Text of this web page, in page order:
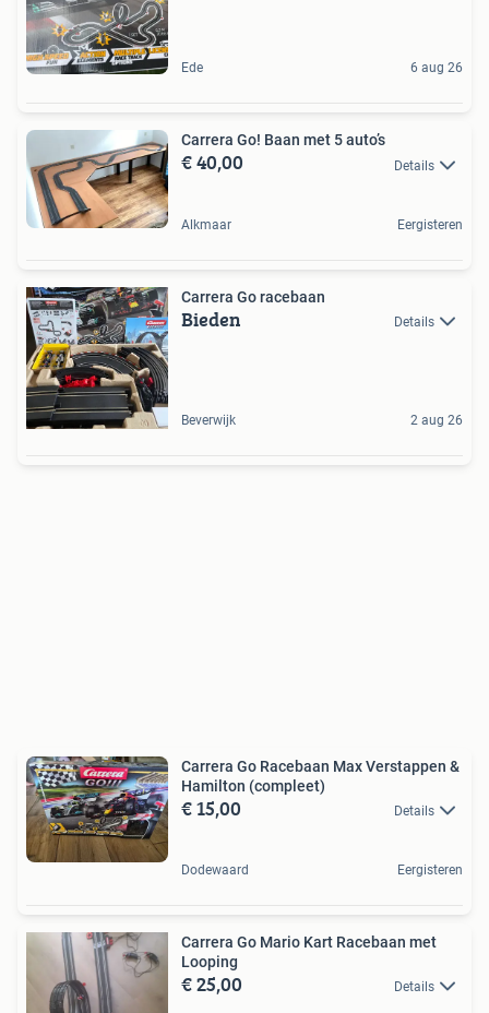
Ede 6 aug 26
Carrera Go! Baan met 5 auto’s
€ 40,00 Details
Alkmaar Eergisteren
Carrera Go racebaan
Bieden Details
Beverwijk 2 aug 26
Carrera Go Racebaan Max Verstappen &
Hamilton (compleet)
€ 15,00 Details
Dodewaard Eergisteren
Carrera Go Mario Kart Racebaan met
Looping
€ 25,00 Details